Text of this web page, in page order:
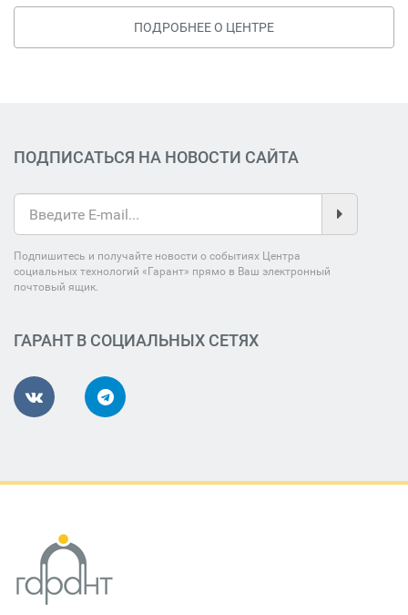
ПОДРОБНЕЕ О ЦЕНТРЕ
ПОДПИСАТЬСЯ НА НОВОСТИ САЙТА
Подпишитесь и получайте новости о событиях Центра
социальных технологий «Гарант» прямо в Ваш электронный
почтовый ящик.
ГАРАНТ В СОЦИАЛЬНЫХ СЕТЯХ